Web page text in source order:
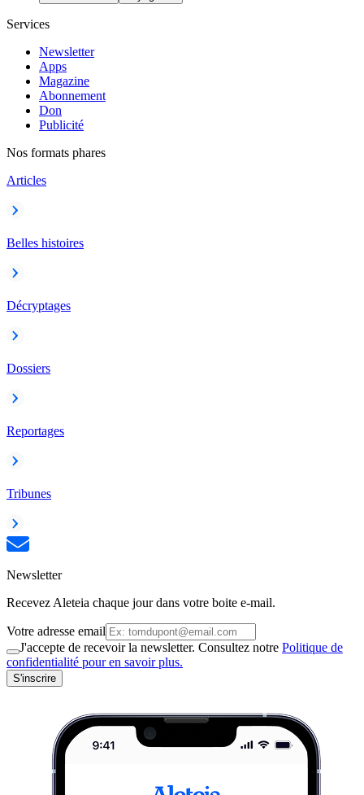
Services
Newsletter
Apps
Magazine
Abonnement
Don
Publicité
Nos formats phares
Articles
Belles histoires
Décryptages
Dossiers
Reportages
Tribunes
Newsletter
Recevez Aleteia chaque jour dans votre boite e-mail.
Votre adresse email
J'accepte de recevoir la newsletter. Consultez notre Politique de
confidentialité pour en savoir plus.
S'inscrire